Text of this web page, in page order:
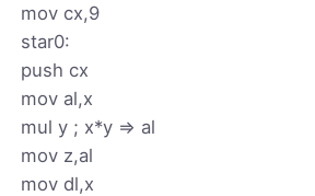
mov cx,9
star0:
push cx
mov al,x
mul y ; x*y => al
mov z,al
mov dl,x